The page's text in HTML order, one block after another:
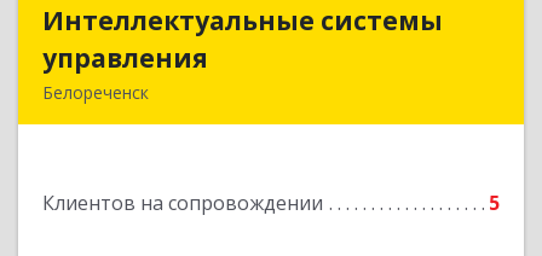
Интеллектуальные системы
управления
Белореченск
Клиентов на сопровождении 5
Интеллектуальные системы
Подробнее